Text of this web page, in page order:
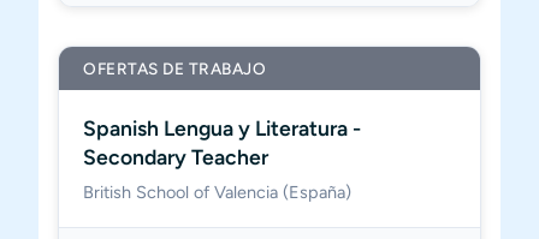
OFERTAS DE TRABAJO
Spanish Lengua y Literatura -
Secondary Teacher
British School of Valencia (España)